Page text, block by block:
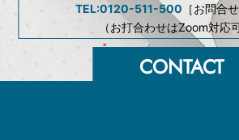
TEL:0120-511-500 ［お問合
（お打合わせはZoom対応